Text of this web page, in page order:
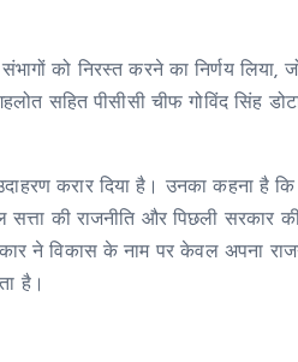
को निरस्त करने का निर्णय लिया,
सहित पीसीसी चीफ गोविंद सिंह
करार दिया है। उनका कहना है
की राजनीति और पिछली सरकार
ने विकास के नाम पर केवल अपना
है।